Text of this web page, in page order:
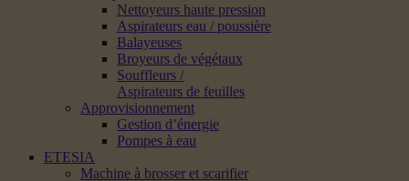
Nettoyeurs haute pression
Aspirateurs eau / poussière
Balayeuses
Broyeurs de végétaux
Souffleurs /
Aspirateurs de feuilles
Approvisionnement
Gestion d’énergie
Pompes à eau
ETESIA
Machine à brosser et scarifier